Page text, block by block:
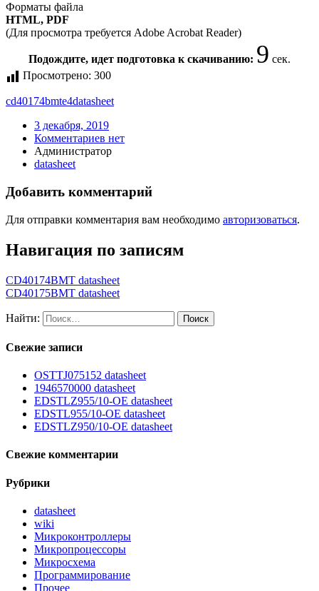
Форматы файла
HTML, PDF
(Для просмотра требуется Adobe Acrobat Reader)
Подождите, идет подготовка к скачиванию: 9 сек.
Просмотрено: 300
cd40174bmte4datasheet
3 декабря, 2019
Комментариев нет
Администратор
datasheet
Добавить комментарий
Для отправки комментария вам необходимо авторизоваться.
Навигация по записям
CD40174BMT datasheet
CD40175BMT datasheet
Найти:
Свежие записи
OSTTJ075152 datasheet
1946570000 datasheet
EDSTLZ955/10-OE datasheet
EDSTL955/10-OE datasheet
EDSTLZ950/10-OE datasheet
Свежие комментарии
Рубрики
datasheet
wiki
Микроконтроллеры
Микропроцессоры
Микросхема
Программирование
Прочее